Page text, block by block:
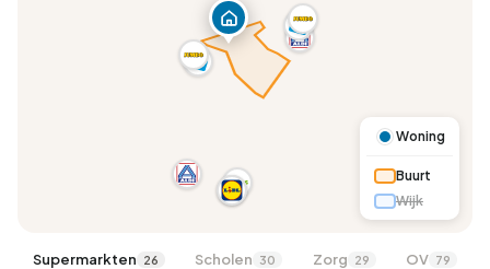
Woning
Buurt
Wijk
Supermarkten 26 Scholen 30 Zorg 29 OV 79